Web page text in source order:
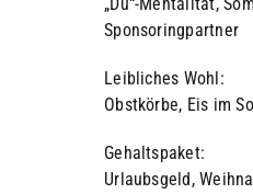
Sponsoringpartner
Leibliches Wohl:
Obstkörbe, Eis im
Gehaltspaket:
Urlaubsgeld,